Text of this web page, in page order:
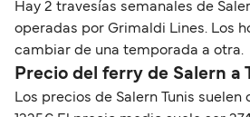
Hay 2 travesías semanales de
operadas por Grimaldi Lines. Los
cambiar de una temporada a otra.
Precio del ferry de Salern a
Los precios de Salern Tunis suelen